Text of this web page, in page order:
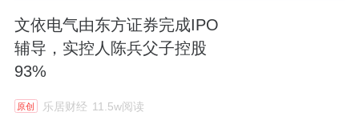
文依电气由东方证券完成IPO
辅导，实控人陈兵父子控股
93%
原创 乐居财经 11.5w阅读